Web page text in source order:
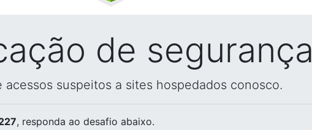
de segurança
suspeitos a sites hospedados conosco.
, responda ao desafio abaixo.